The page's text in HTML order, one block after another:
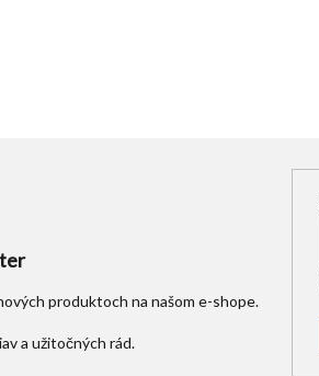
produktoch na našom e-shope.